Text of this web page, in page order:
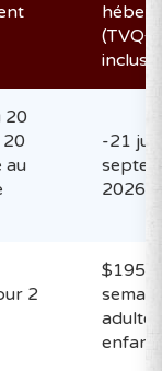
20
au
-21
2026
2